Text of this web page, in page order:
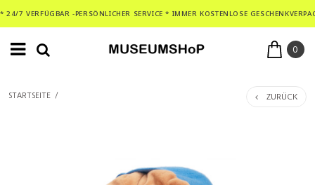
* 24/7 VERFÜGBAR -PERSÖNLICHER SERVICE * IMMER KOSTENLOSE
0
STARTSEITE / ZURÜCK